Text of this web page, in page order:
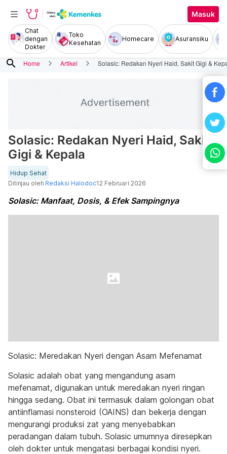
Masuk
Chat
dengan
Dokter
Toko
Kesehatan
Homecare Asuransiku
search Home Artikel Solasic: Redakan Nyeri Haid, Sakit Gigi &
Solasic: Redakan Nyeri Haid, Sakit
Gigi & Kepala
Hidup Sehat
Ditinjau oleh Redaksi Halodoc12 Februari 2026
Solasic: Manfaat, Dosis, & Efek Sampingnya
Solasic: Meredakan Nyeri dengan Asam Mefenamat
Solasic adalah obat yang mengandung asam
mefenamat, digunakan untuk meredakan nyeri ringan
hingga sedang. Obat ini termasuk dalam golongan obat
antiinflamasi nonsteroid (OAINS) dan bekerja dengan
mengurangi produksi zat yang menyebabkan
peradangan dalam tubuh. Solasic umumnya diresepkan
oleh dokter untuk mengatasi berbagai kondisi nyeri.